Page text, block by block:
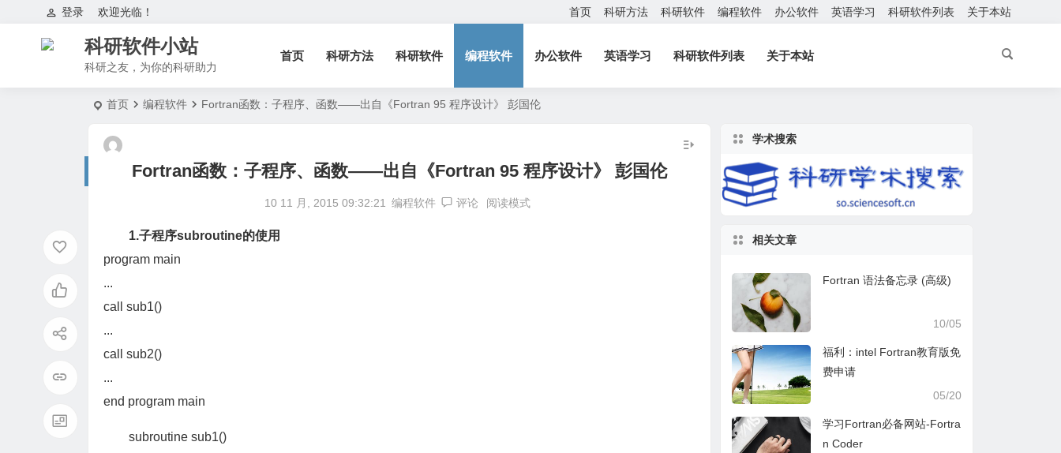
欢迎光临！
登录 首页 科研方法 科研软件 编程软件 办公软件 英语学习 科研软件列表 关于本站
科研软件小站
科研之友，为你的科研助力
首页 科研方法 科研软件 编程软件 办公软件 英语学习 科研软件列表 关于本站
首页 编程软件 Fortran函数：子程序、函数——出自《Fortran 95 程序设计》 彭国伦
Fortran函数：子程序、函数——出自《Fortran 95 程序设计》 彭国伦
10 11 月, 2015 09:32:21 编程软件 评论 阅读模式
1.子程序subroutine的使用
program main
...
call sub1()
...
call sub2()
...
end program main
subroutine sub1()
学术搜索
相关文章
Fortran 语法备忘录 (高级)
10/05
福利：intel Fortran教育版免
费申请
05/20
学习Fortran必备网站-Fortra
n Coder